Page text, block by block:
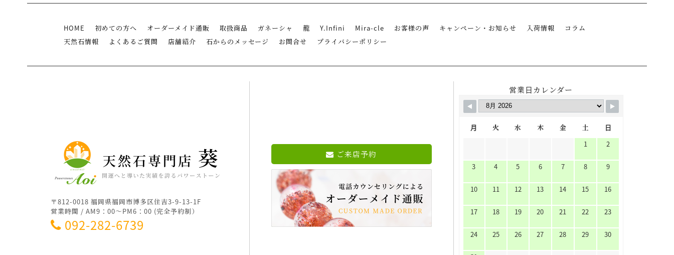
HOME 初めての方へ オーダーメイド通販 取扱商品 ガネーシャ 龍 Y.Infini Mira-cle お客様の声 キャンペーン・お知らせ 入荷情報
コラム
天然石情報
よくあるご質問 店舗紹介 石からのメッセージ お問合せ プライバシーポリシー
〒812-0018 福岡県福岡市博多区住吉3-9-13-1F
営業時間 / AM9：00～PM6：00 (完全予約制）
092-282-6739
ご来店予約
営業日カレンダー
月 火 水 木 金 土
日
1
2
3 4 5 6 7 8 9
10 11 12 13 14 15 16
17 18 19 20 21 22 23
24 25 26 27 28 29 30